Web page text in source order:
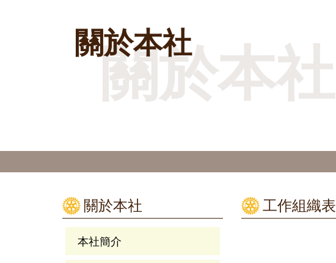
關於本社
關於本社
關於本社
本社簡介
工作組織表